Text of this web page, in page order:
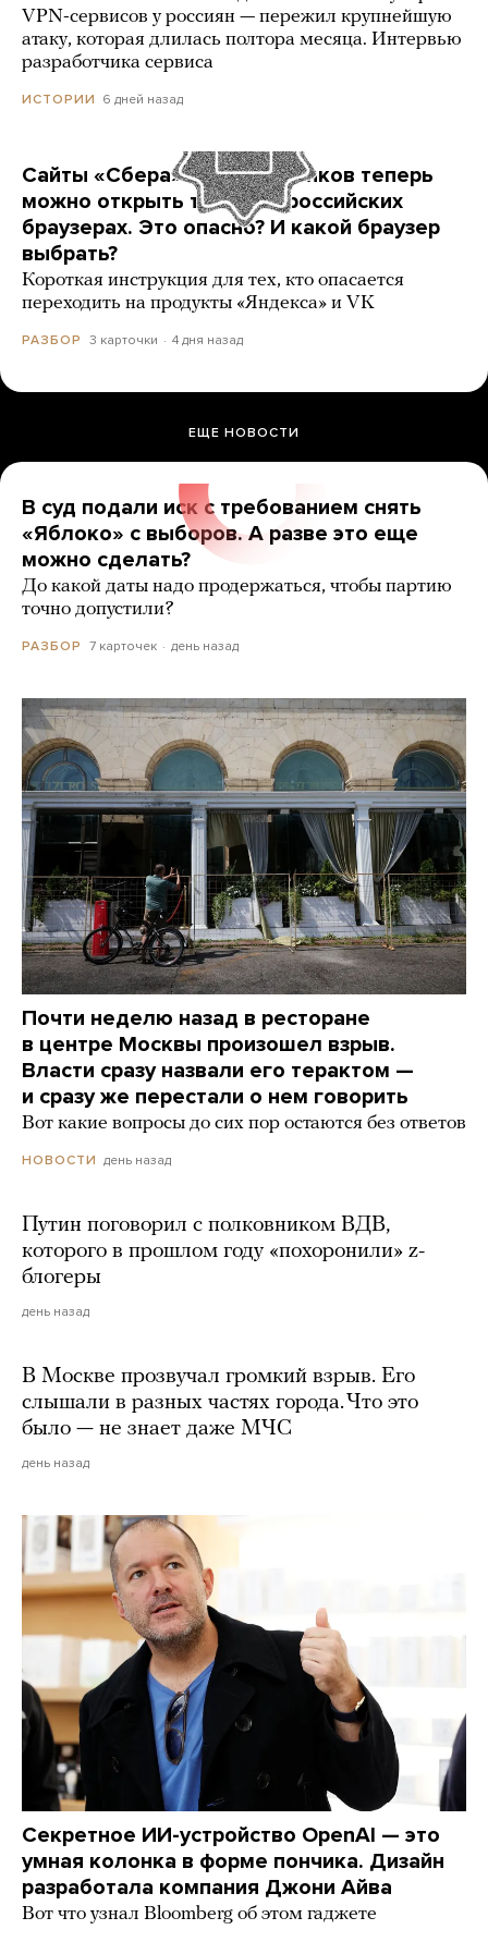
VPN-сервисов у россиян — пережил крупнейшую
атаку, которая длилась полтора месяца. Интервью
разработчика сервиса
ИСТОРИИ 6 дней назад
Сайты «Сбера» и других банков теперь
можно открыть только в российских
браузерах. Это опасно? И какой браузер
выбрать?
Короткая инструкция для тех, кто опасается
переходить на продукты «Яндекса» и VK
РАЗБОР 3 карточки 4 дня назад
ЕЩЕ НОВОСТИ
В суд подали иск с требованием снять
«Яблоко» с выборов. А разве это еще
можно сделать?
До какой даты надо продержаться, чтобы партию
точно допустили?
РАЗБОР 7 карточек день назад
Почти неделю назад в ресторане
в центре Москвы произошел взрыв.
Власти сразу назвали его терактом —
и сразу же перестали о нем говорить
Вот какие вопросы до сих пор остаются без ответов
НОВОСТИ день назад
Путин поговорил с полковником ВДВ,
которого в прошлом году «похоронили» z-
блогеры
день назад
В Москве прозвучал громкий взрыв. Его
слышали в разных частях города. Что это
было — не знает даже МЧС
день назад
Секретное ИИ-устройство OpenAI — это
умная колонка в форме пончика. Дизайн
разработала компания Джони Айва
Вот что узнал Bloomberg об этом гаджете